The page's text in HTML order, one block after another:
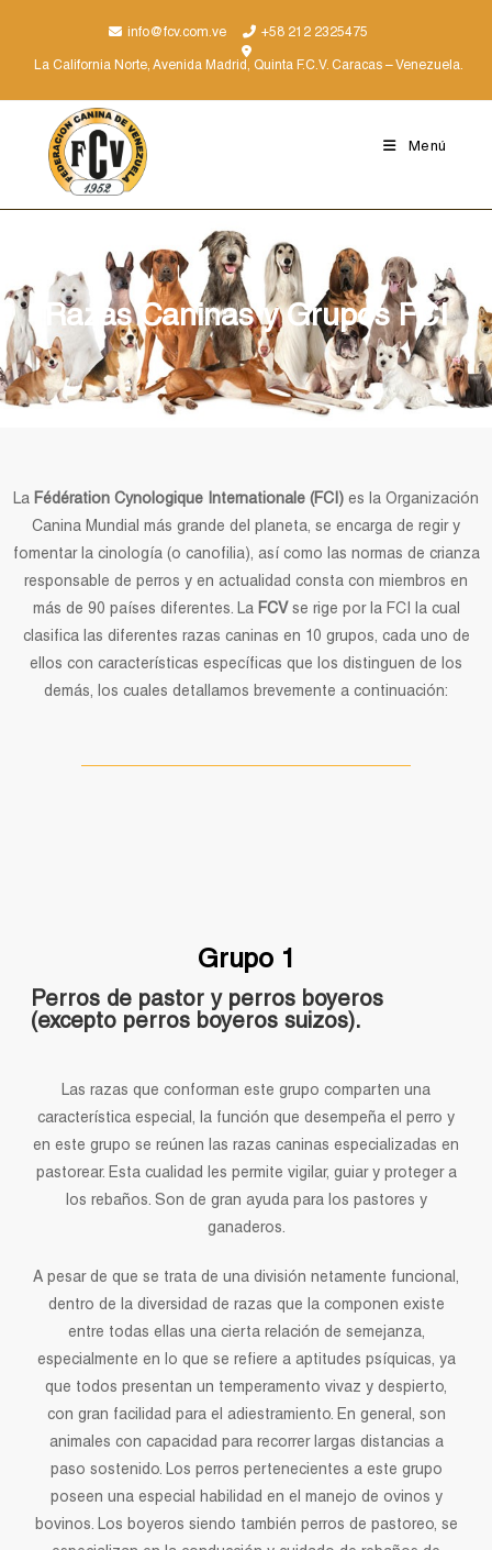
info@fcv.com.ve +58 212 2325475
La California Norte, Avenida Madrid, Quinta F.C.V. Caracas – Venezuela.
Menú
Razas Caninas y Grupos FCI
La Fédération Cynologique Internationale (FCI) es la Organización
Canina Mundial más grande del planeta, se encarga de regir y
fomentar la cinología (o canofilia), así como las normas de crianza
responsable de perros y en actualidad consta con miembros en
más de 90 países diferentes. La FCVse rige por la FCI la cual
clasifica las diferentes razas caninas en 10 grupos, cada uno de
ellos con características específicas que los distinguen de los
demás, los cuales detallamos brevemente a continuación:
Grupo 1
Perros de pastor y perros boyeros
(excepto perros boyeros suizos).
Las razas que conforman este grupo comparten una
característica especial, la función que desempeña el perro y
en este grupo se reúnen las razas caninas especializadas en
pastorear. Esta cualidad les permite vigilar, guiar y proteger a
los rebaños. Son de gran ayuda para los pastores y
ganaderos.
A pesar de que se trata de una división netamente funcional,
dentro de la diversidad de razas que la componen existe
entre todas ellas una cierta relación de semejanza,
especialmente en lo que se refiere a aptitudes psíquicas, ya
que todos presentan un temperamento vivaz y despierto,
con gran facilidad para el adiestramiento. En general, son
animales con capacidad para recorrer largas distancias a
paso sostenido. Los perros pertenecientes a este grupo
poseen una especial habilidad en el manejo de ovinos y
bovinos. Los boyeros siendo también perros de pastoreo, se